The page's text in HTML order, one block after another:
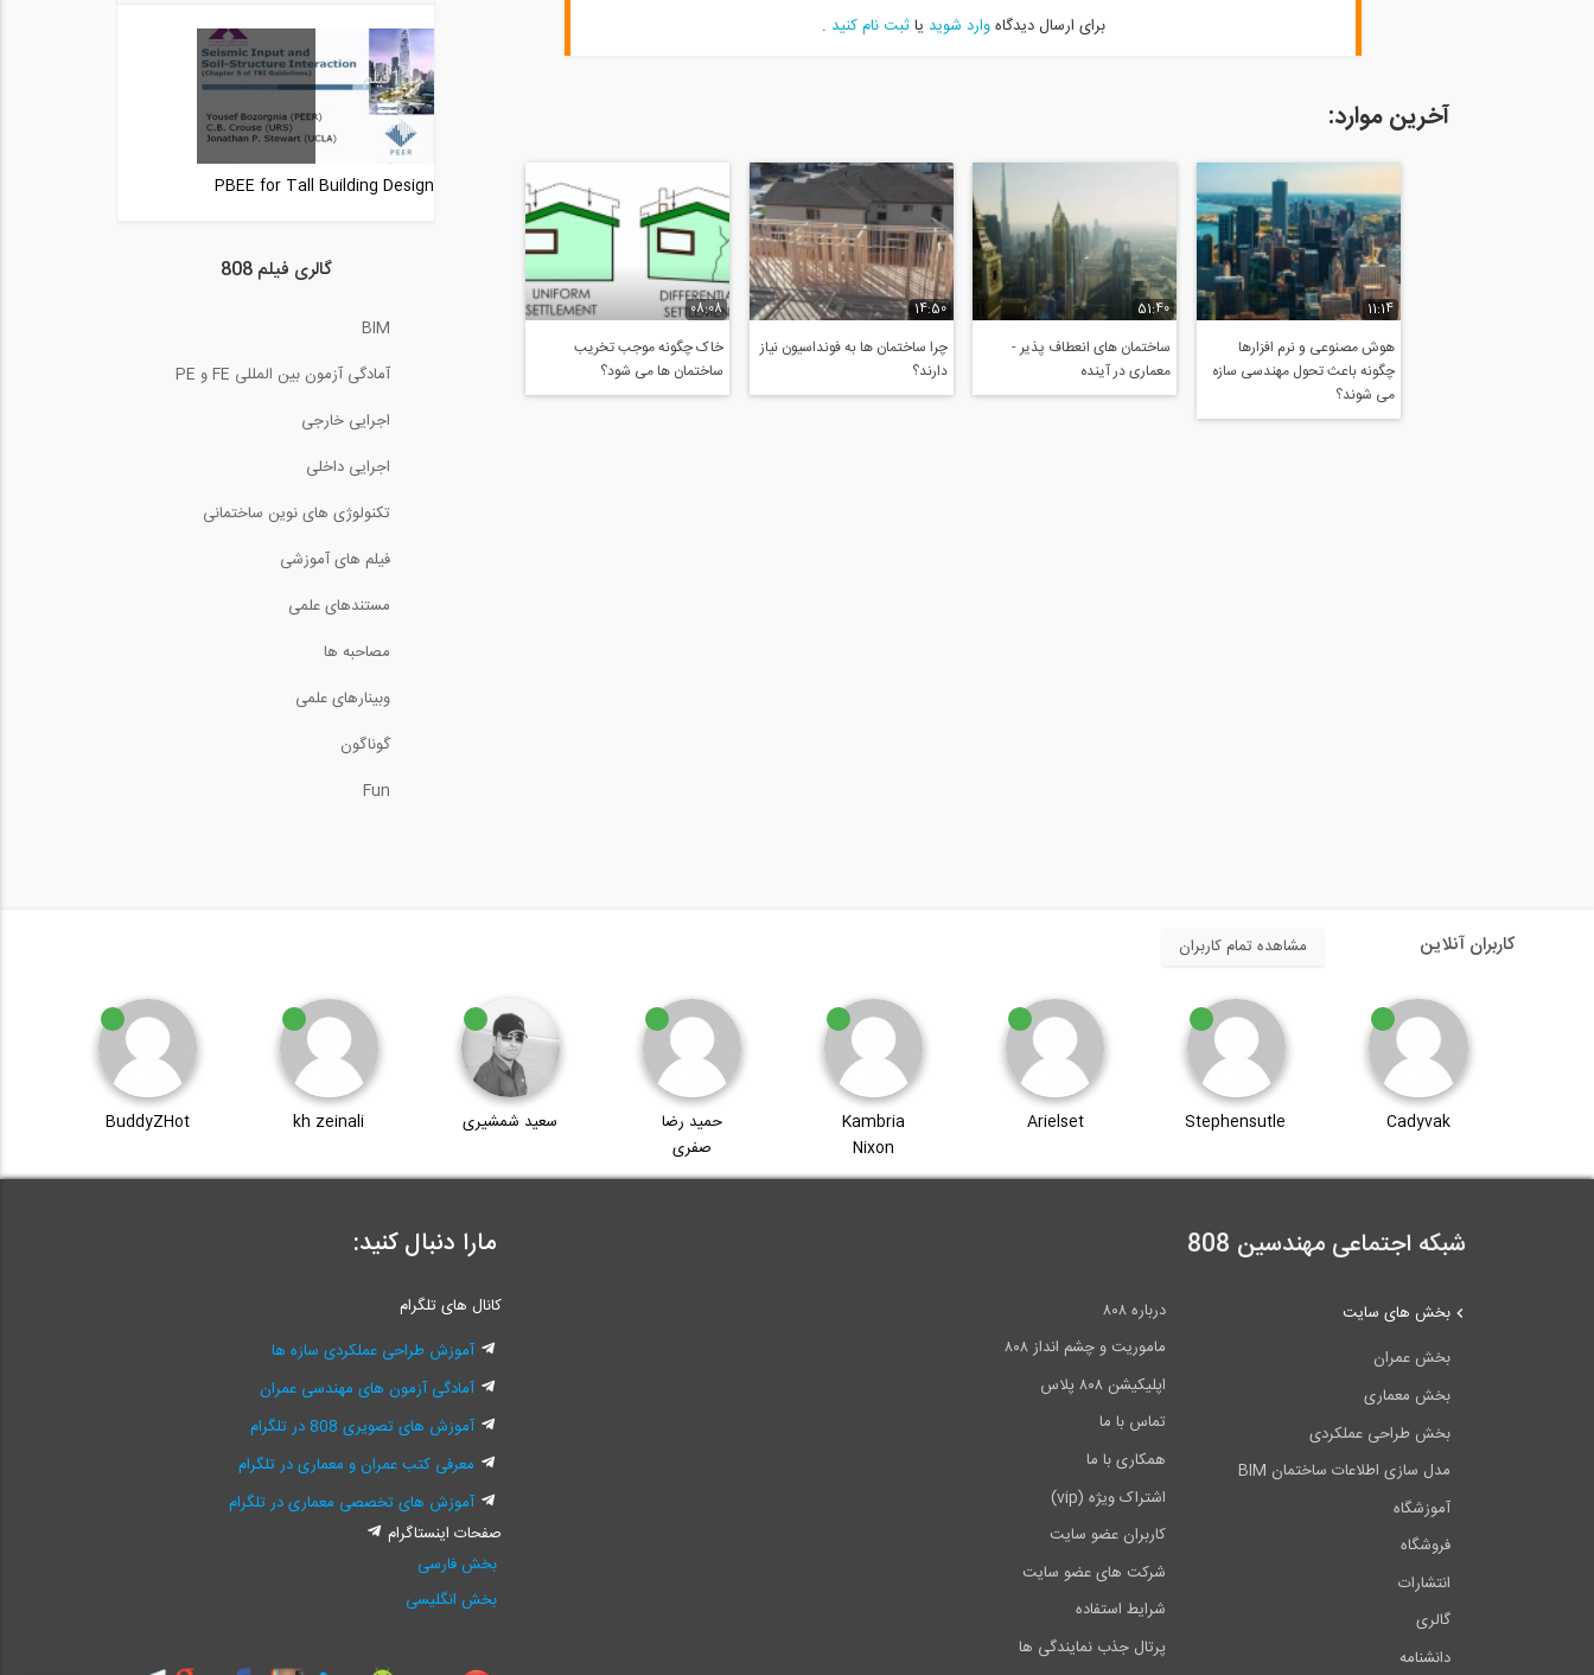
برای ارسال دیدگاهوارد شوید یاثبت نام کنید .
آخرین موارد:
11:14
هوش مصنوعی و نرم افزارها
چگونه باعث تحول مهندسی سازه
می شوند؟
51:40
ساختمان های انعطاف پذیر -
معماری در آینده
14:50
چرا ساختمان ها به فونداسیون نیاز
دارند؟
08:08
خاک چگونه موجب تخریب
ساختمان ها می شود؟
22:27
سمینار طراحی عملکردی و
طراحی بر اساس...
66:04
فیلم سمینار تخصصی در
رابطه با کتاب...
5:41
زلزله و کاربرد آن...
زلزله و کاربرد آن...
PBEE for Tall Building Design
13فیلم
گالری فیلم 808
BIM
آمادگی آزمون بین المللی FE و PE
اجرایی خارجی
اجرایی داخلی
تکنولوژی های نوین ساختمانی
فیلم های آموزشی
مستندهای علمی
مصاحبه ها
وبینارهای علمی
گوناگون
Fun
کاربران آنلاین مشاهده تمام کاربران
Cadyvak
Stephensutle
Arielset
Kambria
Nixon
حمید رضا
صفری
سعید شمشیری kh zeinali
BuddyZHot
شبکه اجتماعی مهندسین 808
درباره ۸۰۸
ماموریت و چشم انداز ۸۰۸
اپلیکیشن ۸۰۸ پلاس
تماس با ما
همکاری با ما
اشتراک ویژه (vip)
کاربران عضو سایت
شرکت های عضو سایت
شرایط استفاده
پرتال جذب نمایندگی ها
بخش های سایت
بخش عمران
بخش معماری
بخش طراحی عملکردی
مدل سازی اطلاعات ساختمان BIM
آموزشگاه
فروشگاه
انتشارات
گالری
دانشنامه
مارا دنبال کنید:
کانال های تلگرام
آموزش طراحی عملکردی سازه ها
آمادگی آزمون های مهندسی عمران
آموزش های تصویری 808 در تلگرام
معرفی کتب عمران و معماری در تلگرام
آموزش های تخصصی معماری در تلگرام
صفحات اینستاگرام
بخش فارسی
بخش انگلیسی